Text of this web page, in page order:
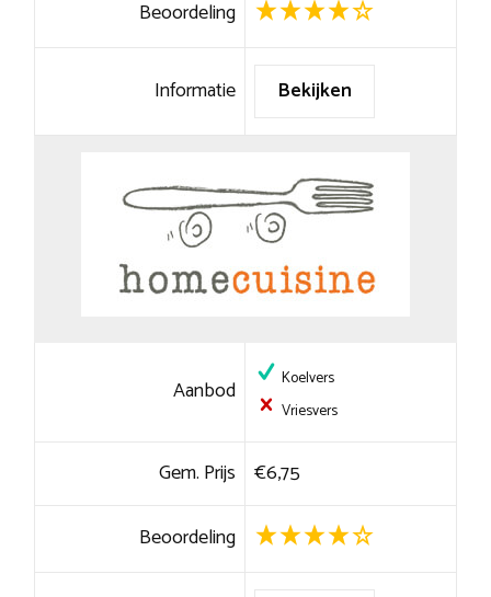
Beoordeling
Informatie Bekijken
Aanbod
Koelvers
Vriesvers
Gem. Prijs €6,75
Beoordeling